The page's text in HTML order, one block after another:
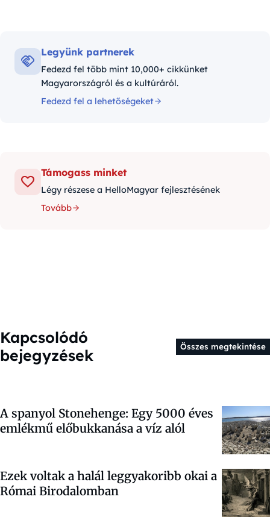
Legyünk partnerek
Fedezd fel több mint 10,000+ cikkünket
Magyarországról és a kultúráról.
Fedezd fel a lehetőségeket
Támogass minket
Légy részese a HelloMagyar fejlesztésének
Tovább
Kapcsolódó
bejegyzések
Összes megtekintése
A spanyol Stonehenge: Egy 5000 éves
emlékmű előbukkanása a víz alól
Ezek voltak a halál leggyakoribb okai a
Római Birodalomban